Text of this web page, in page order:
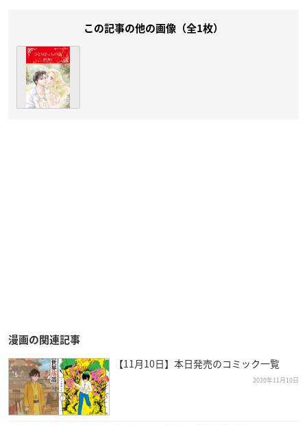
この記事の他の画像（全1枚）
漫画の関連記事
【11月10日】本日発売のコミック一覧
2020年11月10日